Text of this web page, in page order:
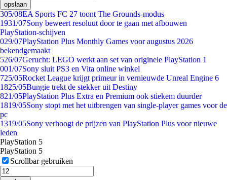
opslaan
305/08EA Sports FC 27 toont The Grounds-modus
1931/07Sony beweert resoluut door te gaan met afbouwen
PlayStation-schijven
029/07PlayStation Plus Monthly Games voor augustus 2026
bekendgemaakt
526/07Gerucht: LEGO werkt aan set van originele PlayStation 1
001/07Sony sluit PS3 en Vita online winkel
725/05Rocket League krijgt primeur in vernieuwde Unreal Engine 6
1825/05Bungie trekt de stekker uit Destiny
821/05PlayStation Plus Extra en Premium ook stiekem duurder
1819/05Sony stopt met het uitbrengen van single-player games voor de
pc
1319/05Sony verhoogt de prijzen van PlayStation Plus voor nieuwe
leden
PlayStation 5
PlayStation 5
Scrollbar gebruiken